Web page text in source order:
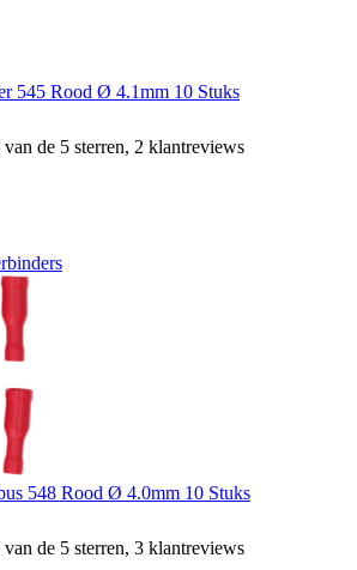
545 Rood Ø 4.1mm 10 Stuks
de 5 sterren, 2 klantreviews
548 Rood Ø 4.0mm 10 Stuks
de 5 sterren, 3 klantreviews